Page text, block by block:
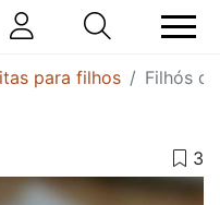
para filhos Filhós